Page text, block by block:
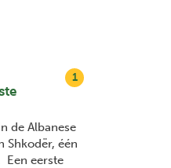
om
2
je
via mail.
1
de Albanese
één
Een eerste